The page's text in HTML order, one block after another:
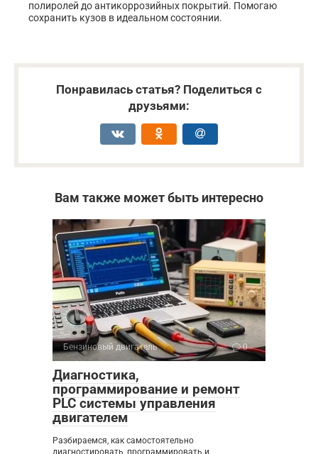
полиролей до антикоррозийных покрытий. Помогаю
сохранить кузов в идеальном состоянии.
Понравилась статья? Поделиться с
друзьями:
Вам также может быть интересно
Бензиновый двигатель 0
Диагностика,
программирование и ремонт
PLC системы управления
двигателем
Разбираемся, как самостоятельно
диагностировать, программировать и